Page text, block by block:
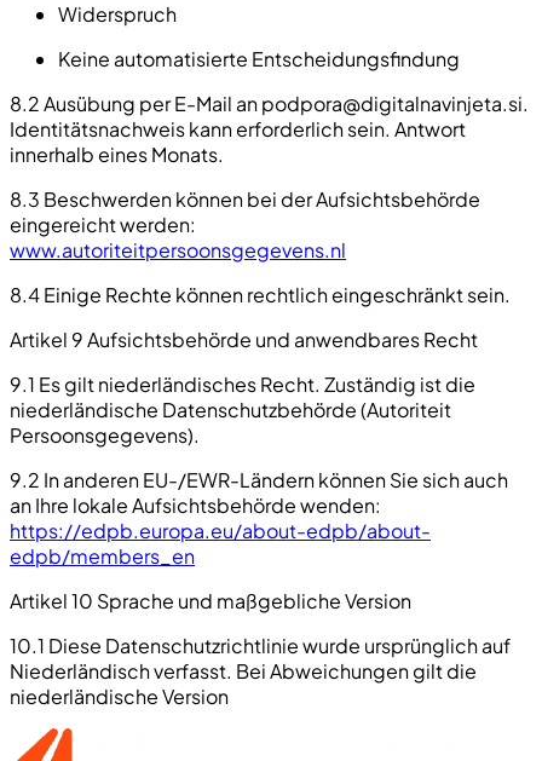
Widerspruch
Keine automatisierte Entscheidungsfindung
8.2 Ausübung per E-Mail anpodpora@digitalnavinjeta.si.
Identitätsnachweis kann erforderlich sein. Antwort
innerhalb eines Monats.
8.3 Beschwerden können bei der Aufsichtsbehörde
eingereicht werden:
www.autoriteitpersoonsgegevens.nl
8.4 Einige Rechte können rechtlich eingeschränkt sein.
Artikel 9 Aufsichtsbehörde und anwendbares Recht
9.1 Es gilt niederländisches Recht. Zuständig ist die
niederländische Datenschutzbehörde (Autoriteit
Persoonsgegevens).
9.2 In anderen EU-/EWR-Ländern können Sie sich auch
an Ihre lokale Aufsichtsbehörde wenden:
https://edpb.europa.eu/about-edpb/about-
edpb/members_en
Artikel 10 Sprache und maßgebliche Version
10.1 Diese Datenschutzrichtlinie wurde ursprünglich auf
Niederländisch verfasst. Bei Abweichungen gilt die
niederländische Version